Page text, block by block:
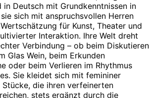
in Deutsch mit Grundkenntnissen in
sich mit anspruchsvollen Herren
für Kunst, Theater und
Interaktion. Ihre Welt dreht
Verbindung – ob beim Diskutieren
Glas Wein, beim Erkunden
oder beim Verlieren im Rhythmus
Sie kleidet sich mit femininer
die ihren verfeinerten
stets ergänzt durch die